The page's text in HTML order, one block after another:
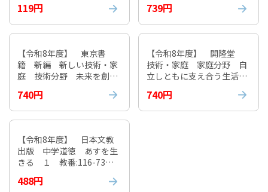
119円 739円
【令和8年度】 東京書
籍 新編 新しい技術・家
庭 技術分野 未来を創る
※非課税
740円
【令和8年度】 開隆堂
技術・家庭 家庭分野 自
立しともに支え合う生活
税
740円
【令和8年度】 日本文教
出版 中学道徳 あすを生
きる １ 教番:116-73 +
4※非課税
488円